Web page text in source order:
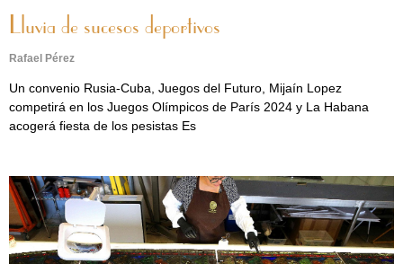
Lluvia de sucesos deportivos
Rafael Pérez
Un convenio Rusia-Cuba, Juegos del Futuro, Mijaín Lopez
competirá en los Juegos Olímpicos de París 2024 y La Habana
acogerá fiesta de los pesistas Es